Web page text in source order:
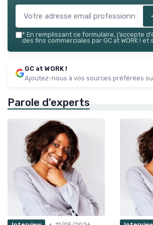
* En remplissant ce formulaire, j’accepte
des fins commerciales par GC at WORK ! et
GC at WORK !
Ajoutez-nous à vos sources préférées
Parole d'experts